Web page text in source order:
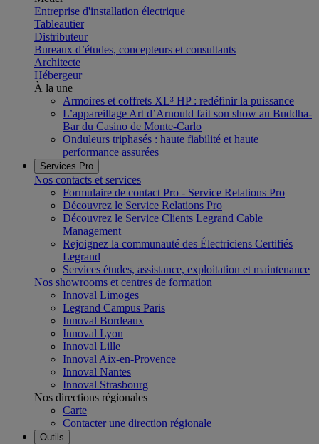
Entreprise d'installation électrique
Tableautier
Distributeur
Bureaux d’études, concepteurs et consultants
Architecte
Hébergeur
À la une
Armoires et coffrets XL³ HP : redéfinir la puissance
L’appareillage Art d’Arnould fait son show au Buddha-
Bar du Casino de Monte-Carlo
Onduleurs triphasés : haute fiabilité et haute
performance assurées
Services Pro
Nos contacts et services
Formulaire de contact Pro - Service Relations Pro
Découvrez le Service Relations Pro
Découvrez le Service Clients Legrand Cable
Management
Rejoignez la communauté des Électriciens Certifiés
Legrand
Services études, assistance, exploitation et maintenance
Nos showrooms et centres de formation
Innoval Limoges
Legrand Campus Paris
Innoval Bordeaux
Innoval Lyon
Innoval Lille
Innoval Aix-en-Provence
Innoval Nantes
Innoval Strasbourg
Nos directions régionales
Carte
Contacter une direction régionale
Outils